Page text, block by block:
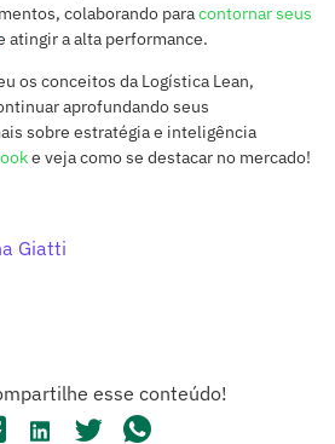
colaborando paracontornar seus
atingir a alta performance.
os conceitos da Logística Lean,
aprofundando seus
sobre estratégia e inteligência
e veja como se destacar no mercado!
Giatti
esse conteúdo!